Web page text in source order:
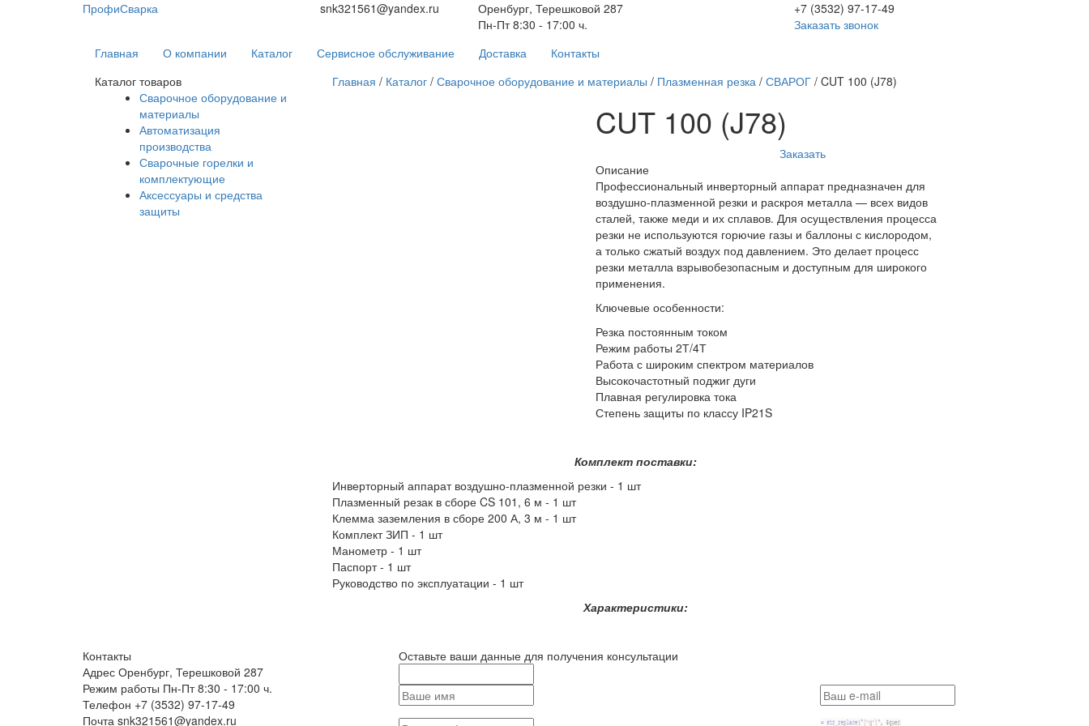
ПрофиСварка snk321561@yandex.ru
Оренбург, Терешковой 287
Пн-Пт 8:30 - 17:00 ч.
+7 (3532) 97-17-49
Заказать звонок
Главная
О компании Каталог Сервисное обслуживание Доставка
Контакты
Каталог товаров
Сварочное оборудование и
материалы
Автоматизация
производства
Сварочные горелки и
комплектующие
Аксессуары и средства
защиты
Главная / Каталог/ Сварочное оборудование и материалы / Плазменная резка/ СВАРОГ/ CUT 100 (J78)
CUT 100 (J78)
Заказать
Описание
Профессиональный инверторный аппарат предназначен для
воздушно-плазменной резки и раскроя металла — всех видов
сталей, также меди и их сплавов. Для осуществления процесса
резки не используются горючие газы и баллоны с кислородом,
а только сжатый воздух под давлением. Это делает процесс
резки металла взрывобезопасным и доступным для широкого
применения.
Ключевые особенности:
Резка постоянным током
Режим работы 2Т/4Т
Работа с широким спектром материалов
Высокочастотный поджиг дуги
Плавная регулировка тока
Степень защиты по классу IP21S
Комплект поставки:
Инверторный аппарат воздушно-плазменной резки - 1 шт
Плазменный резак в сборе CS 101, 6 м - 1 шт
Клемма заземления в сборе 200 А, 3 м - 1 шт
Комплект ЗИП - 1 шт
Манометр - 1 шт
Паспорт - 1 шт
Руководство по эксплуатации - 1 шт
Характеристики:
Контакты
Адрес Оренбург, Терешковой 287
Режим работы Пн-Пт 8:30 - 17:00 ч.
Телефон +7 (3532) 97-17-49
Почта snk321561@yandex.ru
Оставьте ваши данные для получения консультации